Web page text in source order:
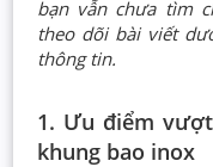
bạn vẫn chưa tìm
theo dõi bài viết
thông tin.
1. Ưu điểm
khung bao inox